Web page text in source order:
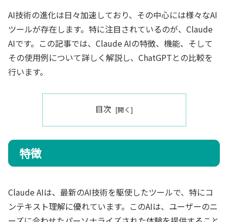
AI技術の進化は日々加速しており、その中心には様々なAI
ツールが存在します。特に注目されているのが、Claude
AIです。この記事では、Claude AIの特徴、機能、そして
その使用例について詳しく解説し、ChatGPTとの比較を
行います。
目次
特徴
Claude AIは、最新のAI技術を駆使したツールで、特にコ
ンテキスト理解に優れています。このAIは、ユーザーのニ